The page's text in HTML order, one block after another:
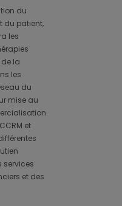
du
du patient,
les
la
les
du
mise au
et
services
et des